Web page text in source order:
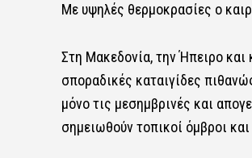
Με υψηλές θερμοκρασίες ο
Στη Μακεδονία, την Ήπειρο και
σποραδικές καταιγίδες
μόνο τις μεσημβρινές και
σημειωθούν τοπικοί όμβροι